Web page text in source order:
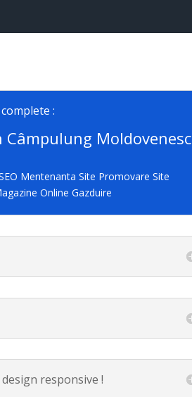
:
Moldovenesc
Mentenanta Site Promovare Site
Online Gazduire
responsive !